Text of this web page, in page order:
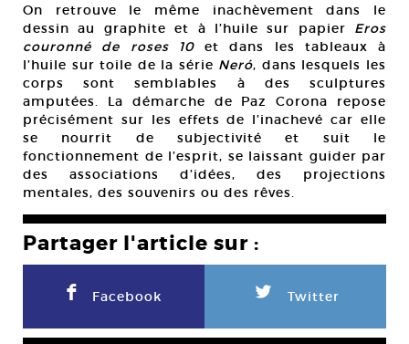
On retrouve le même inachèvement dans le
dessin au graphite et à l’huile sur papier Eros
couronné de roses 10 et dans les tableaux à
l’huile sur toile de la série Neró, dans lesquels les
corps sont semblables à des sculptures
amputées. La démarche de Paz Corona repose
précisément sur les effets de l’inachevé car elle
se nourrit de subjectivité et suit le
fonctionnement de l’esprit, se laissant guider par
des associations d’idées, des projections
mentales, des souvenirs ou des rêves.
Partager l'article sur :
F Facebook L Twitter